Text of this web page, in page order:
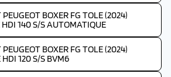
BOXER FG TOLE (2024)
HDI 140 S/S AUTOMATIQUE
BOXER FG TOLE (2024)
HDI 120 S/S BVM6